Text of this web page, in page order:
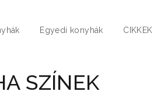
Egyedi konyhák CIKKEK
SZÍNEK